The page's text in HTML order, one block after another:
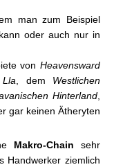
man zum Beispiel
oder auch nur in
von Heavensward
, dem Westlichen
Hinterland,
gar keinen Ätheryten
Makro-Chain sehr
Handwerker ziemlich